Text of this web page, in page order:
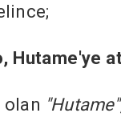
Hutame'ye
olan "Hutame"